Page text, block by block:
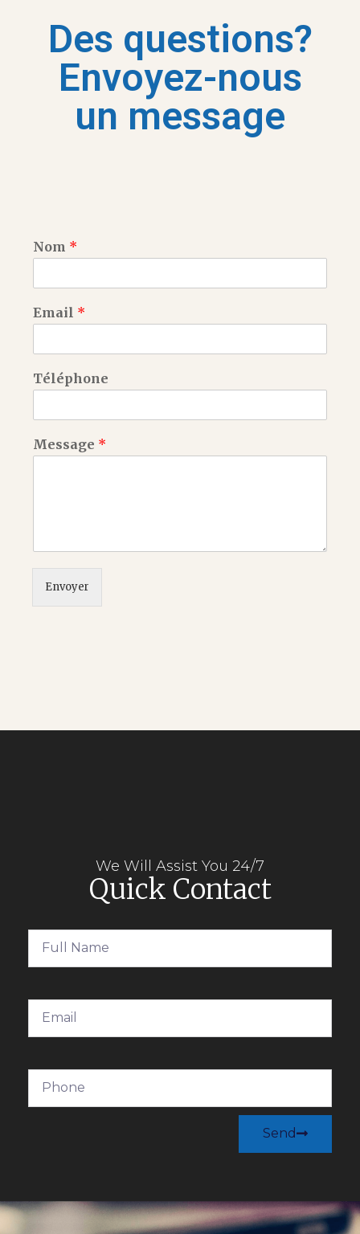
Des questions?
Envoyez-nous
un message​
Nom *
Email *
Téléphone
Message *
Envoyer
We Will Assist You 24/7
Quick Contact
Send